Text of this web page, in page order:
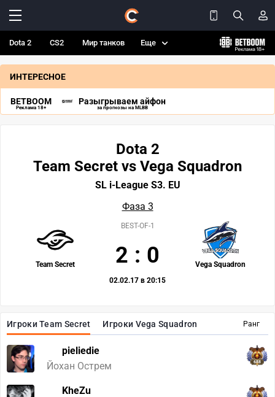
Dota 2 CS2 Мир танков Еще
ИНТЕРЕСНОЕ
BETBOOM
Реклама 18+
Разыгрываем айфон
за прогнозы на MLBB
Ранг
Игроки Team Secret Игроки Vega Squadron
pieliedie
Йохан Острем
688
KheZu
Dota 2
Team Secret vs Vega Squadron
SL i-League S3. EU
Фаза 3
Team Secret Vega Squadron
BEST-OF-1
2 : 0
02.02.17 в 20:15